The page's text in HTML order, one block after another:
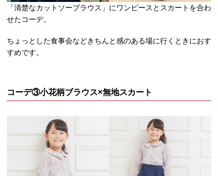
「清楚なカットソーブラウス」にワンピースとスカートを合わ
せたコーデ。
ちょっとした食事会などきちんと感のある場に行くときにおす
すめです。
コーデ③小花柄ブラウス×無地スカート